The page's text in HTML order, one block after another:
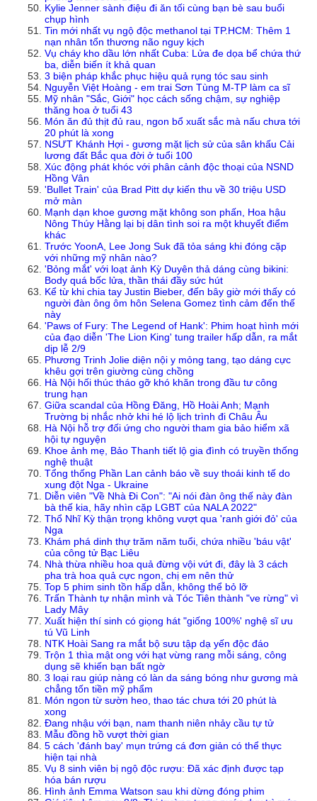
Kylie Jenner sành điệu đi ăn tối cùng bạn bè sau buổi
chụp hình
Tin mới nhất vụ ngộ độc methanol tại TP.HCM: Thêm 1
nạn nhân tổn thương não nguy kịch
Vụ cháy kho dầu lớn nhất Cuba: Lửa đe dọa bể chứa thứ
ba, diễn biến ít khả quan
3 biện pháp khắc phục hiệu quả rụng tóc sau sinh
Nguyễn Việt Hoàng - em trai Sơn Tùng M-TP làm ca sĩ
Mỹ nhân "Sắc, Giới" học cách sống chậm, sự nghiệp
thăng hoa ở tuổi 43
Món ăn đủ thịt đủ rau, ngon bổ xuất sắc mà nấu chưa tới
20 phút là xong
NSƯT Khánh Hợi - gương mặt lịch sử của sân khấu Cải
lương đất Bắc qua đời ở tuổi 100
Xúc động phát khóc với phân cảnh độc thoại của NSND
Hồng Vân
'Bullet Train' của Brad Pitt dự kiến thu về 30 triệu USD
mở màn
Mạnh dạn khoe gương mặt không son phấn, Hoa hậu
Nông Thúy Hằng lại bị dân tình soi ra một khuyết điểm
khác
Trước YoonA, Lee Jong Suk đã tỏa sáng khi đóng cặp
với những mỹ nhân nào?
'Bỏng mắt' với loạt ảnh Kỳ Duyên thả dáng cùng bikini:
Body quá bốc lửa, thần thái đầy sức hút
Kể từ khi chia tay Justin Bieber, đến bây giờ mới thấy có
người đàn ông ôm hôn Selena Gomez tình cảm đến thế
này
'Paws of Fury: The Legend of Hank': Phim hoạt hình mới
của đạo diễn 'The Lion King' tung trailer hấp dẫn, ra mắt
dịp lễ 2/9
Phương Trinh Jolie diện nội y mỏng tang, tạo dáng cực
khêu gợi trên giường cùng chồng
Hà Nội hối thúc tháo gỡ khó khăn trong đầu tư công
trung hạn
Giữa scandal của Hồng Đăng, Hồ Hoài Anh; Mạnh
Trường bị nhắc nhở khi hé lộ lịch trình đi Châu Âu
Hà Nội hỗ trợ đối ứng cho người tham gia bảo hiểm xã
hội tự nguyện
Khoe ảnh mẹ, Bảo Thanh tiết lộ gia đình có truyền thống
nghệ thuật
Tổng thống Phần Lan cảnh báo về suy thoái kinh tế do
xung đột Nga - Ukraine
Diễn viên "Về Nhà Đi Con": "Ai nói đàn ông thế này đàn
bà thế kia, hãy nhìn cặp LGBT của NALA 2022"
Thổ Nhĩ Kỳ thận trọng không vượt qua 'ranh giới đỏ' của
Nga
Khám phá dinh thự trăm năm tuổi, chứa nhiều 'báu vật'
của công tử Bạc Liêu
Nhà thừa nhiều hoa quả đừng vội vứt đi, đây là 3 cách
pha trà hoa quả cực ngon, chị em nên thử
Top 5 phim sinh tồn hấp dẫn, không thể bỏ lỡ
Trấn Thành tự nhận mình và Tóc Tiên thành "ve rừng" vì
Lady Mây
Xuất hiện thí sinh có giọng hát "giống 100%' nghệ sĩ ưu
tú Vũ Linh
NTK Hoài Sang ra mắt bộ sưu tập dạ yến độc đáo
Trộn 1 thìa mật ong với hạt vừng rang mỗi sáng, công
dụng sẽ khiến bạn bất ngờ
3 loại rau giúp nàng có làn da sáng bóng như gương mà
chẳng tốn tiền mỹ phẩm
Món ngon từ sườn heo, thao tác chưa tới 20 phút là
xong
Đang nhậu với bạn, nam thanh niên nhảy cầu tự tử
Mẫu đồng hồ vượt thời gian
5 cách 'đánh bay' mụn trứng cá đơn giản có thể thực
hiện tại nhà
Vụ 8 sinh viên bị ngộ độc rượu: Đã xác định được tạp
hóa bán rượu
Hình ảnh Emma Watson sau khi dừng đóng phim